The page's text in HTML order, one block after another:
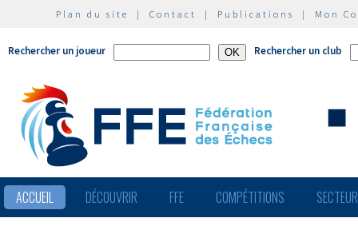
Plan du site | Contact | Publications | Mon
Rechercher un joueur Rechercher un club
ACCUEIL DÉCOUVRIR FFE COMPÉTITIONS